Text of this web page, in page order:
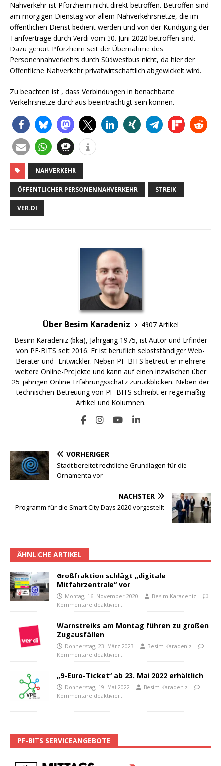
Nahverkehr ist Pforzheim nicht direkt betroffen. Betroffen sind
am morgigen Dienstag vor allem Nahverkehrsnetze, die im
öffentlichen Dienst bedient werden und von der Kündigung der
Tarifverträge durch Verdi vom 30. Juni 2020 betroffen sind.
Dazu gehört Pforzheim seit der Übernahme des
Personennahverkehrs durch Südwestbus nicht, da hier der
Öffentliche Nahverkehr privatwirtschaftlich abgewickelt wird.
Zu beachten ist , dass Verbindungen in benachbarte
Verkehrsnetze durchaus beeinträchtigt sein können.
NAHVERKEHR
ÖFFENTLICHER PERSONENNAHVERKEHR STREIK
VER.DI
Über Besim Karadeniz
4907 Artikel
Besim Karadeniz (bka), Jahrgang 1975, ist Autor und Erfinder
von PF-BITS seit 2016. Er ist beruflich selbstständiger Web-
Berater und -Entwickler. Neben PF-BITS betreut er mehrere
weitere Online-Projekte und kann auf einen inzwischen über
25-jährigen Online-Erfahrungsschatz zurückblicken. Neben der
technischen Betreuung von PF-BITS schreibt er regelmäßig
Artikel und Kolumnen.
VORHERIGER
Stadt bereitet rechtliche Grundlagen für die
Ornamenta vor
NÄCHSTER
Programm für die Smart City Days 2020 vorgestellt
ÄHNLICHE ARTIKEL
Großfraktion schlägt „digitale
Mitfahrzentrale“ vor
Montag, 16. November 2020
Besim Karadeniz
Kommentare deaktiviert
Warnstreiks am Montag führen zu großen
Zugausfällen
Donnerstag, 23. März 2023
Besim Karadeniz
Kommentare deaktiviert
„9-Euro-Ticket“ ab 23. Mai 2022 erhältlich
Donnerstag, 19. Mai 2022
Besim Karadeniz
Kommentare deaktiviert
PF-BITS SERVICEANGEBOTE